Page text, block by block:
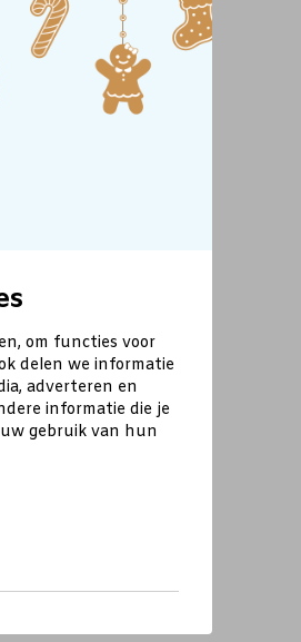
om functies voor
delen we informatie
adverteren en
informatie die je
gebruik van hun